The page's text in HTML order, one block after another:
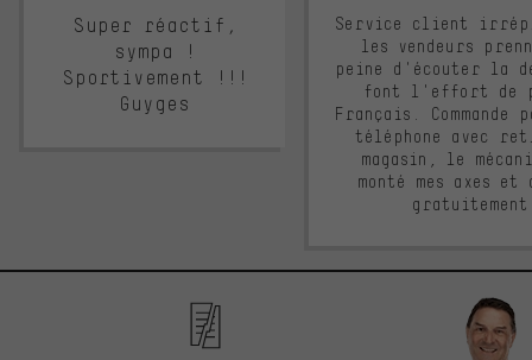
Super réactif,
sympa !
Sportivement !!!
Guyges
Service client
les vendeurs
peine d'écouter la
font l'effort de
Français. Commande
téléphone avec
magasin, le
monté mes axes et